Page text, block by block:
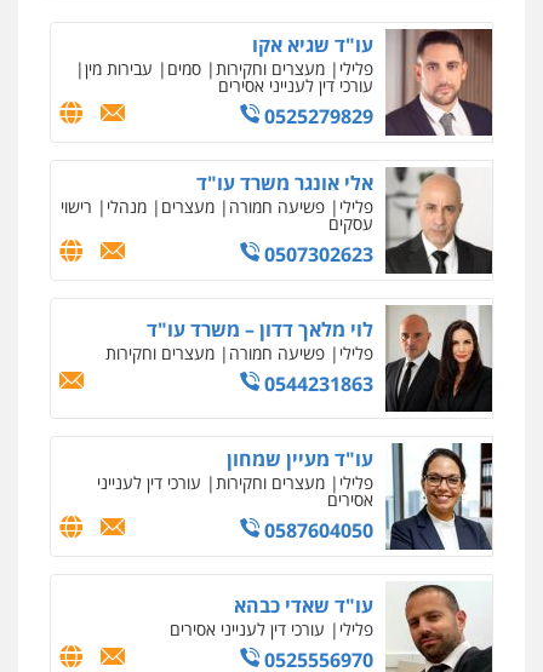
עו"ד שגיא אקו
פלילי מעצרים וחקירות סמים עבירות מין
עורכי דין לענייני אסירים
0525279829
אלי אונגר משרד עו"ד
פלילי פשיעה חמורה מעצרים מנהלי רישוי
עסקים
0507302623
לוי מלאך דדון – משרד עו"ד
פלילי פשיעה חמורה מעצרים וחקירות
0544231863
עו"ד מעיין שמחון
פלילי מעצרים וחקירות עורכי דין לענייני
אסירים
0587604050
עו"ד שאדי כבהא
פלילי עורכי דין לענייני אסירים
0525556970